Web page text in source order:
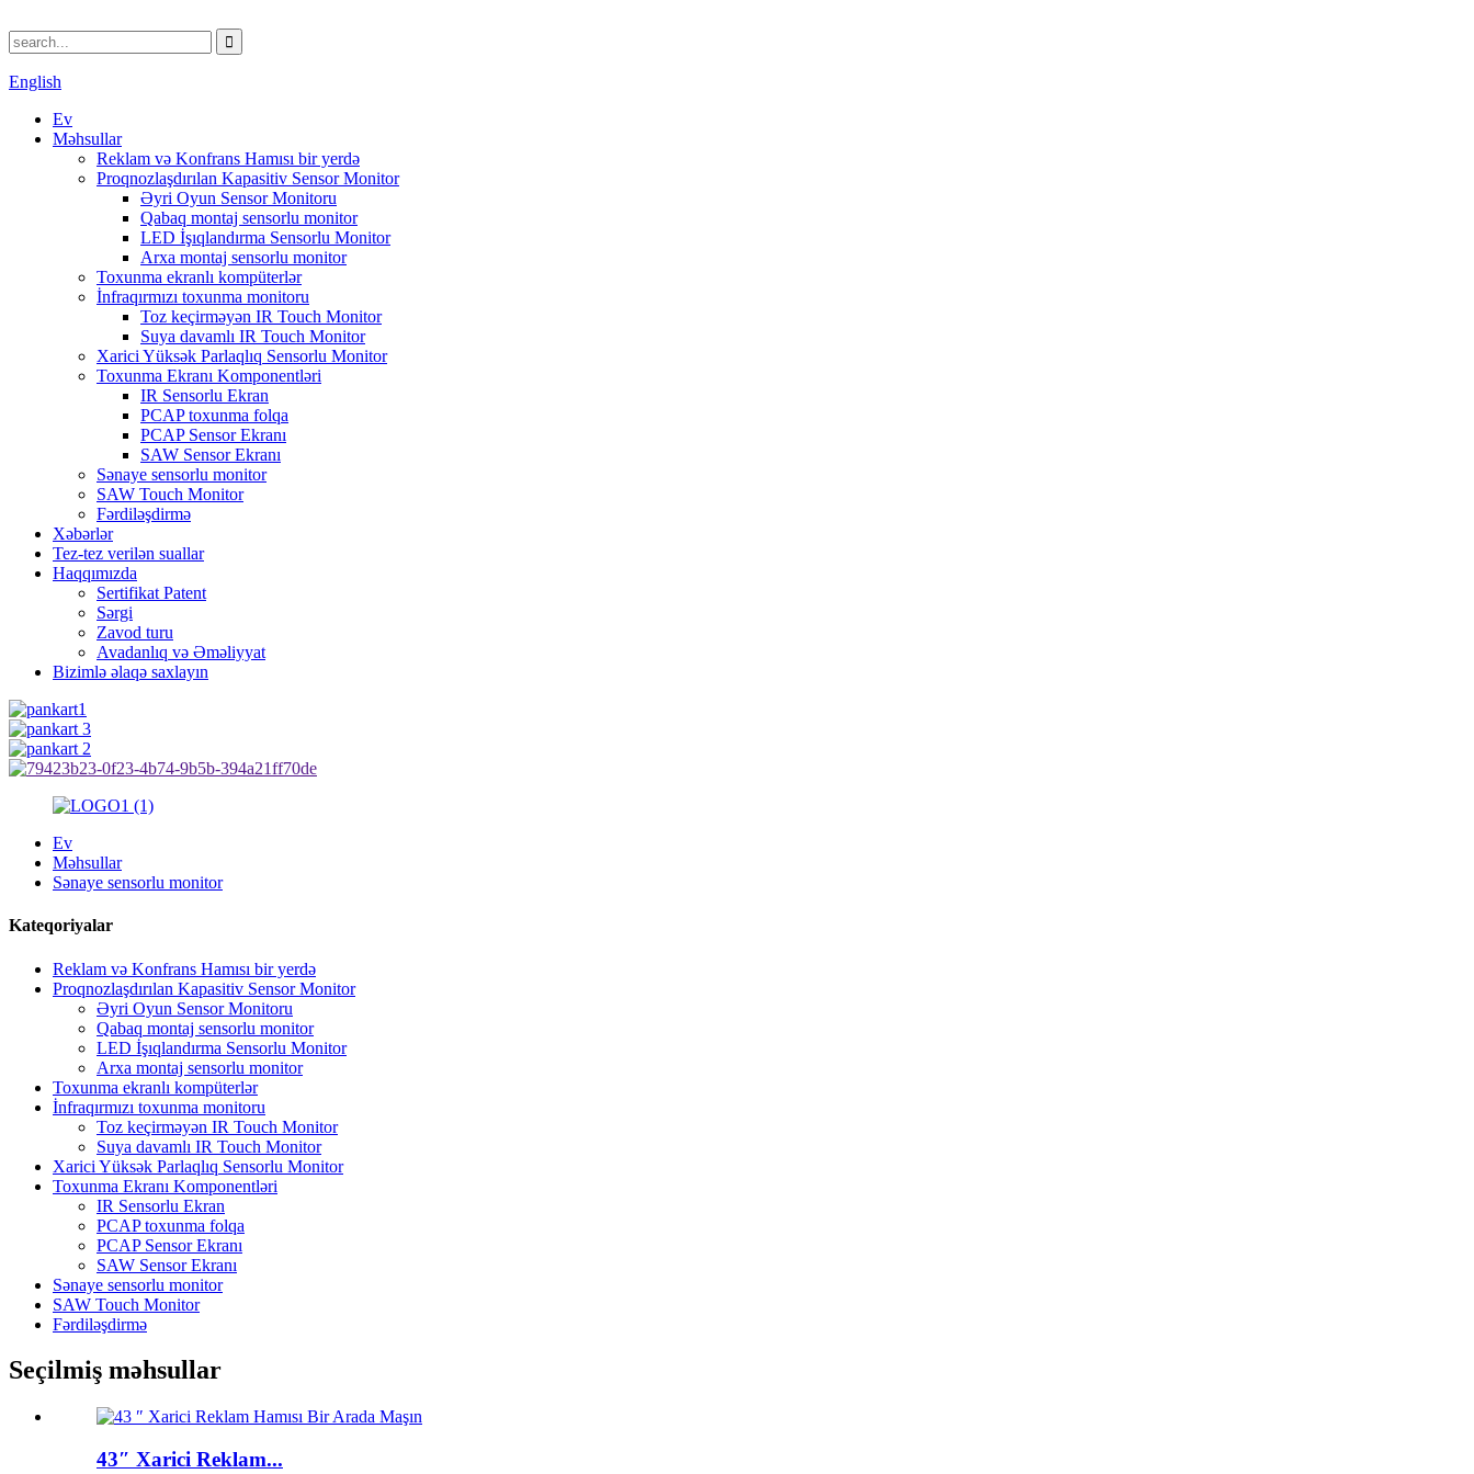
English
Ev
Məhsullar
Reklam və Konfrans Hamısı bir yerdə
Proqnozlaşdırılan Kapasitiv Sensor Monitor
Əyri Oyun Sensor Monitoru
Qabaq montaj sensorlu monitor
LED İşıqlandırma Sensorlu Monitor
Arxa montaj sensorlu monitor
Toxunma ekranlı kompüterlər
İnfraqırmızı toxunma monitoru
Toz keçirməyən IR Touch Monitor
Suya davamlı IR Touch Monitor
Xarici Yüksək Parlaqlıq Sensorlu Monitor
Toxunma Ekranı Komponentləri
IR Sensorlu Ekran
PCAP toxunma folqa
PCAP Sensor Ekranı
SAW Sensor Ekranı
Sənaye sensorlu monitor
SAW Touch Monitor
Fərdiləşdirmə
Xəbərlər
Tez-tez verilən suallar
Haqqımızda
Sertifikat Patent
Sərgi
Zavod turu
Avadanlıq və Əməliyyat
Bizimlə əlaqə saxlayın
Ev
Məhsullar
Sənaye sensorlu monitor
Kateqoriyalar
Reklam və Konfrans Hamısı bir yerdə
Proqnozlaşdırılan Kapasitiv Sensor Monitor
Əyri Oyun Sensor Monitoru
Qabaq montaj sensorlu monitor
LED İşıqlandırma Sensorlu Monitor
Arxa montaj sensorlu monitor
Toxunma ekranlı kompüterlər
İnfraqırmızı toxunma monitoru
Toz keçirməyən IR Touch Monitor
Suya davamlı IR Touch Monitor
Xarici Yüksək Parlaqlıq Sensorlu Monitor
Toxunma Ekranı Komponentləri
IR Sensorlu Ekran
PCAP toxunma folqa
PCAP Sensor Ekranı
SAW Sensor Ekranı
Sənaye sensorlu monitor
SAW Touch Monitor
Fərdiləşdirmə
Seçilmiş məhsullar
43″ Xarici Reklam...